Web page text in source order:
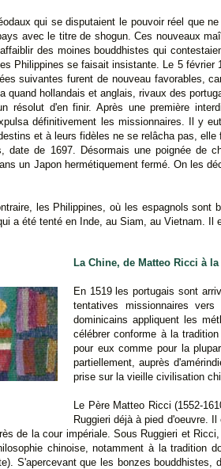
qui se disputaient le pouvoir réel que
avec le titre de shogun. Ces nouveaux
des moines bouddhistes qui
Philippines se faisait insistante. Le 5
suivantes furent de nouveau favorables,
quand hollandais et anglais, rivaux des
résolut d'en finir. Après une première
définitivement les missionnaires. Il y
et à leurs fidèles ne se relâcha pas,
date de 1697. Désormais une poignée de
un Japon hermétiquement fermé. On les
les Philippines, où les espagnols sont
a été tenté en Inde, au Siam, au Vietnam. Il
La Chine, de Matteo Ricci à
En 1519 les portugais sont
tentatives missionnaires
dominicains appliquent les
célébrer conforme à la
pour eux comme pour la
partiellement, auprès
prise sur la vieille civilisation
Le Père Matteo Ricci (1552-
Ruggieri déjà à pied d'oeuvre.
de la cour impériale. Sous Ruggieri et
chinoise, notamment à la tradition
S'apercevant que les bonzes